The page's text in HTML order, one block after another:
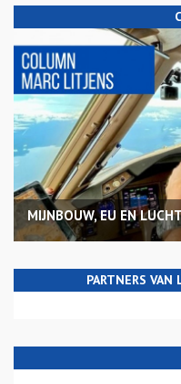
MIJNBOUW, EU EN
PARTNERS VAN